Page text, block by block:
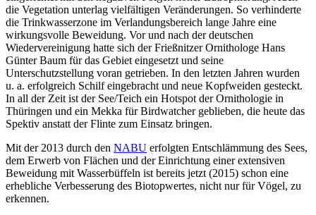
die Vegetation unterlag vielfältigen Veränderungen. So verhinderte
die Trinkwasserzone im Verlandungsbereich lange Jahre eine
wirkungsvolle Beweidung. Vor und nach der deutschen
Wiedervereinigung hatte sich der Frießnitzer Ornithologe Hans
Günter Baum für das Gebiet eingesetzt und seine
Unterschutzstellung voran getrieben. In den letzten Jahren wurden
u. a. erfolgreich Schilf eingebracht und neue Kopfweiden gesteckt.
In all der Zeit ist der See/Teich ein Hotspot der Ornithologie in
Thüringen und ein Mekka für Birdwatcher geblieben, die heute das
Spektiv anstatt der Flinte zum Einsatz bringen.
Mit der 2013 durch den NABU erfolgten Entschlämmung des Sees,
dem Erwerb von Flächen und der Einrichtung einer extensiven
Beweidung mit Wasserbüffeln ist bereits jetzt (2015) schon eine
erhebliche Verbesserung des Biotopwertes, nicht nur für Vögel, zu
erkennen.